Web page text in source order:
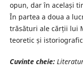
opun, dar în același
În partea a doua a
trăsături ale cărții lui
teoretic și
Cuvinte cheie: